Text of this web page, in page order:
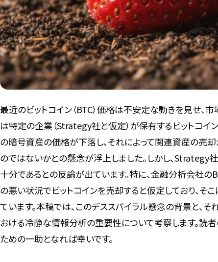
最近のビットコイン（BTC）価格は不安定な動きを見せ、
は特定の企業（Strategy社と仮定）が保有するビットコイ
の暗号資産の価格が下落し、それによって関連資産の売
のではないかとの懸念が浮上しました。しかし、Strategy
十分であるとの反論が出ています。特に、金融分析会社
の悪い状況でビットコインを売却すると仮定しており、そ
ています。本稿では、このデススパイラル懸念の背景と、
おける冷静な情報分析の重要性について考察します。読
ための一助となれば幸いです。